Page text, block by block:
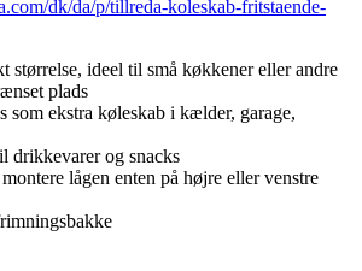
dk/da/p/tillreda-koleskab-fritstaende-
størrelse, ideel til små køkkener eller andre
plads
som ekstra køleskab i kælder, garage,
drikkevarer og snacks
lågen enten på højre eller venstre